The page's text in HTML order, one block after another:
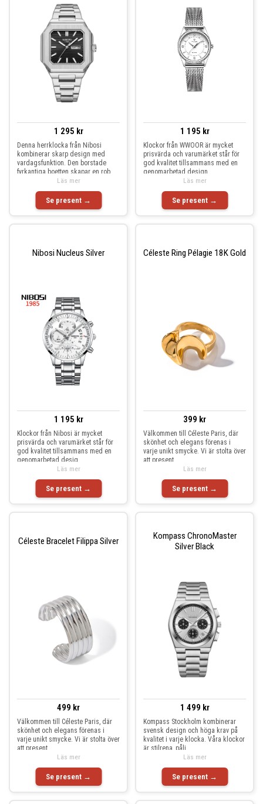
1 295 kr
Denna herrklocka från Nibosi
kombinerar skarp design med
vardagsfunktion. Den borstade
fyrkantiga boetten skapar en rob
Se present →
Läs mer
1 195 kr
Klockor från WWOOR är mycket
prisvärda och varumärket står för
god kvalitet tillsammans med en
genomarbetad design
Se present →
Läs mer
Nibosi Nucleus Silver
1 195 kr
Klockor från Nibosi är mycket
prisvärda och varumärket står för
god kvalitet tillsammans med en
genomarbetad desig
Se present →
Läs mer
Céleste Ring Pélagie 18K Gold
399 kr
Välkommen till Céleste Paris, där
skönhet och elegans förenas i
varje unikt smycke. Vi är stolta över
att present
Se present →
Läs mer
Céleste Bracelet Filippa Silver
499 kr
Välkommen till Céleste Paris, där
skönhet och elegans förenas i
varje unikt smycke. Vi är stolta över
att present
Se present →
Läs mer
Kompass ChronoMaster
Silver Black
1 499 kr
Kompass Stockholm kombinerar
svensk design och höga krav på
kvalitet i varje klocka. Våra klockor
är stilrena, påli
Se present →
Läs mer